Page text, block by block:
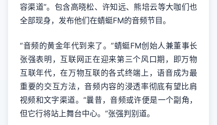
容渠道”。包含高晓松、许知远、熊培云等大咖们也
全部现身，发布他们在蜻蜓FM的音频节目。
“音频的黄金年代到来了。”蜻蜓FM创始人兼董事长
张强表明，互联网正在迎来第三个风口期，即万物
互联年代，在万物互联的各式终端上，语音成为最
重要的交互方法，音频内容的浸透率彻底有望比肩
视频和文字渠道。“曩昔，音频或许便是一个副角，
但它行将站上舞台中心。”张强判别道。